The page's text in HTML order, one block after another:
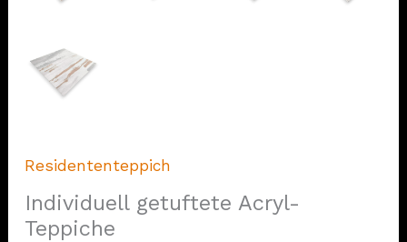
Residententeppich
Individuell getuftete Acryl-
Teppiche